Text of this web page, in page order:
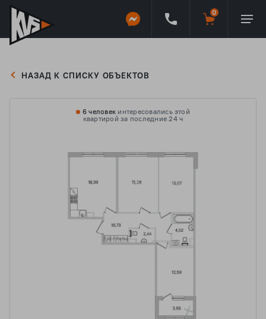
НАЗАД К СПИСКУ ОБЪЕКТОВ
6 человек интересовались этой
квартирой за последние 24 ч